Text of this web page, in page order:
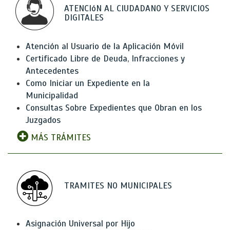
ATENCIóN AL CIUDADANO Y SERVICIOS
DIGITALES
Atención al Usuario de la Aplicación Móvil
Certificado Libre de Deuda, Infracciones y
Antecedentes
Como Iniciar un Expediente en la
Municipalidad
Consultas Sobre Expedientes que Obran en los
Juzgados
MÁS TRÁMITES
TRAMITES NO MUNICIPALES
Asignación Universal por Hijo